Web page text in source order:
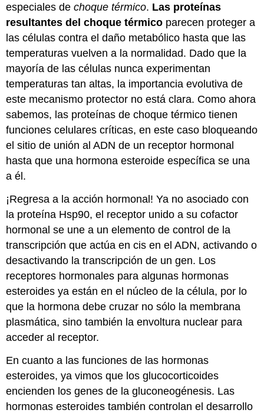
especiales dechoque térmico. Las proteínas
resultantes del choque térmico parecen proteger a
las células contra el daño metabólico hasta que las
temperaturas vuelven a la normalidad. Dado que la
mayoría de las células nunca experimentan
temperaturas tan altas, la importancia evolutiva de
este mecanismo protector no está clara. Como ahora
sabemos, las proteínas de choque térmico tienen
funciones celulares críticas, en este caso bloqueando
el sitio de unión al ADN de un receptor hormonal
hasta que una hormona esteroide específica se una
a él.
¡Regresa a la acción hormonal! Ya no asociado con
la proteína Hsp90, el receptor unido a su cofactor
hormonal se une a un elemento de control de la
transcripción que actúa en cis en el ADN, activando o
desactivando la transcripción de un gen. Los
receptores hormonales para algunas hormonas
esteroides ya están en el núcleo de la célula, por lo
que la hormona debe cruzar no sólo la membrana
plasmática, sino también la envoltura nuclear para
acceder al receptor.
En cuanto a las funciones de las hormonas
esteroides, ya vimos que los glucocorticoides
encienden los genes de la gluconeogénesis. Las
hormonas esteroides también controlan el desarrollo